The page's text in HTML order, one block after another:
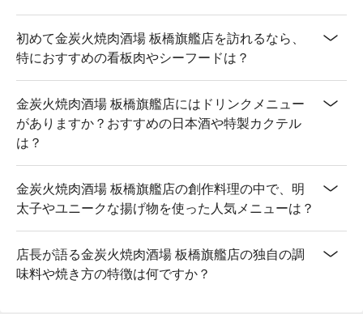
初めて金炭火焼肉酒場 板橋旗艦店を訪れるなら、
特におすすめの看板肉やシーフードは？
金炭火焼肉酒場 板橋旗艦店にはドリンクメニュー
がありますか？おすすめの日本酒や特製カクテル
は？
金炭火焼肉酒場 板橋旗艦店の創作料理の中で、明
太子やユニークな揚げ物を使った人気メニューは？
店長が語る金炭火焼肉酒場 板橋旗艦店の独自の調
味料や焼き方の特徴は何ですか？